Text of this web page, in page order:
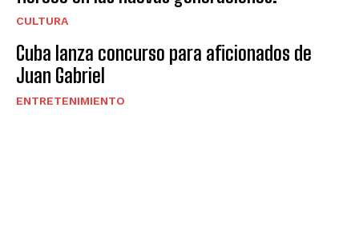
CULTURA
Cuba lanza concurso para aficionados de
Juan Gabriel
ENTRETENIMIENTO